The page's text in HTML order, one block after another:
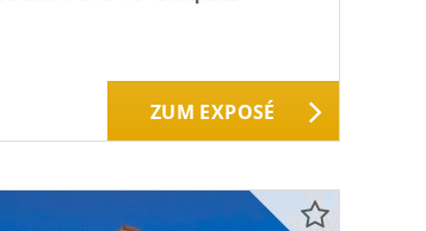
ZUM EXPOSÉ